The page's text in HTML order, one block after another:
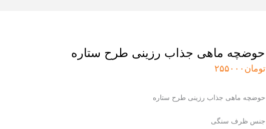
حوضچه ماهی جذاب رزینی طرح ستاره
تومان ۲۵۵۰۰۰
حوضچه ماهی جذاب رزینی طرح ستاره
جنس ظرف سنگی